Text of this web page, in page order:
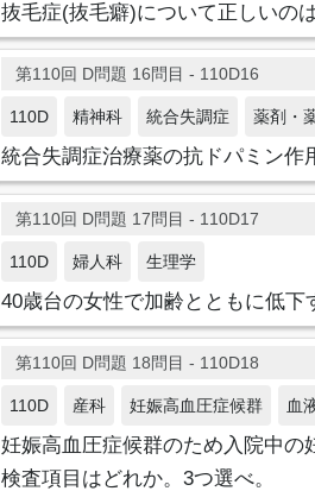
抜毛症(抜毛癖)について正しいの
第110回 D問題 16問目 - 110D16
110D 精神科 統合失調症 薬剤・
統合失調症治療薬の抗ドパミン作
第110回 D問題 17問目 - 110D17
110D 婦人科 生理学
40歳台の女性で加齢とともに低下
第110回 D問題 18問目 - 110D18
110D 産科 妊娠高血圧症候群 血
妊娠高血圧症候群のため入院中の
検査項目はどれか。3つ選べ。